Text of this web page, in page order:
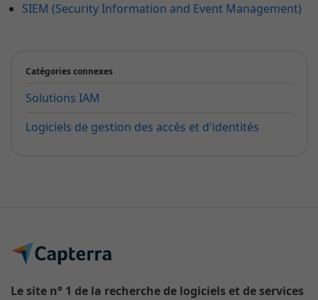
SIEM (Security Information and Event Management)
Catégories connexes
Solutions IAM
Logiciels de gestion des accès et d'identités
Le site n° 1 de la recherche de logiciels et de services